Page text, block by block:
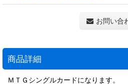
お問い合
商品詳細
ＭＴＧシングルカードになります。